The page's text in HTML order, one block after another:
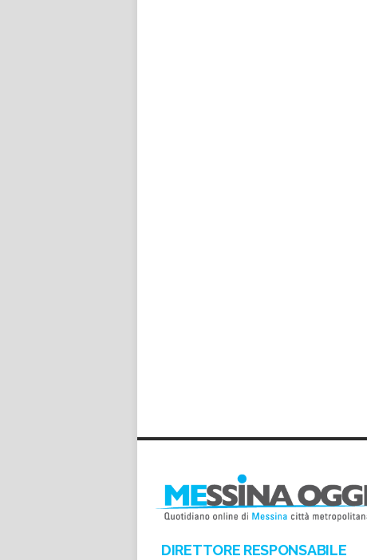
DIRETTORE RESPONSABILE